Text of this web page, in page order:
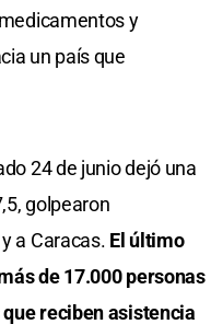
y
un país que
24 de junio dejó una
golpearon
a Caracas. El último
de 17.000 personas
reciben asistencia